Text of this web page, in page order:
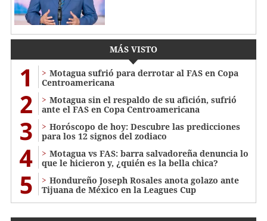
MÁS VISTO
1
Motagua sufrió para derrotar al FAS en Copa
Centroamericana
2
Motagua sin el respaldo de su afición, sufrió
ante el FAS en Copa Centroamericana
3
Horóscopo de hoy: Descubre las predicciones
para los 12 signos del zodiaco
4
Motagua vs FAS: barra salvadoreña denuncia lo
que le hicieron y, ¿quién es la bella chica?
5
Hondureño Joseph Rosales anota golazo ante
Tijuana de México en la Leagues Cup